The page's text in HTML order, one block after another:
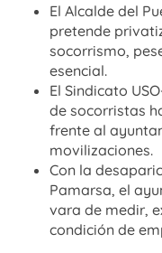
El Alcalde del
pretende
socorrismo,
esencial.
El Sindicato
de socorristas
frente al
movilizaciones.
Con la
Pamarsa, el
vara de medir,
condición de